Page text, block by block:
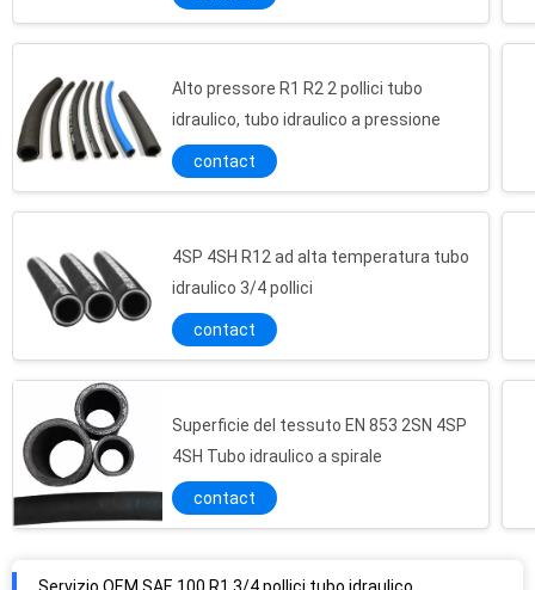
Alto pressore R1 R2 2 pollici tubo
idraulico, tubo idraulico a pressione
contact
4SP 4SH R12 ad alta temperatura tubo
idraulico 3/4 pollici
contact
Superficie del tessuto EN 853 2SN 4SP
4SH Tubo idraulico a spirale
contact
Servizio OEM SAE 100 R1 3/4 pollici tubo idraulico